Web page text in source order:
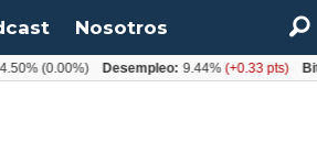
Nosotros
Desempleo: 9.44%(+0.33 pts) Bitcoin: